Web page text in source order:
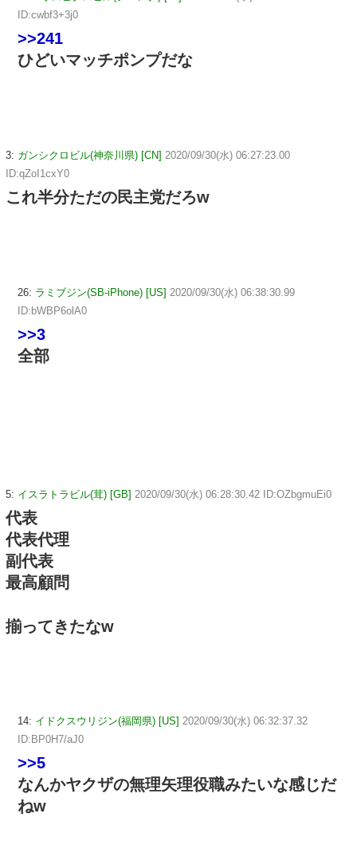
ID:cwbf3+3j0
>>241
ひどいマッチポンプだな
3: ガンシクロビル(神奈川県) [CN] 2020/09/30(水) 06:27:23.00
ID:qZoI1cxY0
これ半分ただの民主党だろw
26: ラミブジン(SB-iPhone) [US] 2020/09/30(水) 06:38:30.99
ID:bWBP6olA0
>>3
全部
5: イスラトラビル(茸) [GB] 2020/09/30(水) 06:28:30.42 ID:OZbgmuEi0
代表
代表代理
副代表
最高顧問
揃ってきたなw
14: イドクスウリジン(福岡県) [US] 2020/09/30(水) 06:32:37.32
ID:BP0H7/aJ0
>>5
なんかヤクザの無理矢理役職みたいな感じだ
ねw